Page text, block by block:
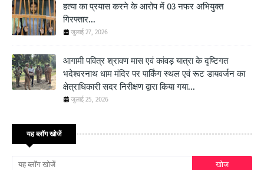
हत्या का प्रयास करने के आरोप में 03 नफर अभियुक्त
गिरफ्तार...
जुलाई 27, 2026
आगामी पवित्र श्रावण मास एवं कांवड़ यात्रा के दृष्टिगत
भदेश्वरनाथ धाम मंदिर पर पार्किंग स्थल एवं रूट डायवर्जन का
क्षेत्राधिकारी सदर निरीक्षण द्वारा किया गया...
जुलाई 25, 2026
यह ब्लॉग खोजें